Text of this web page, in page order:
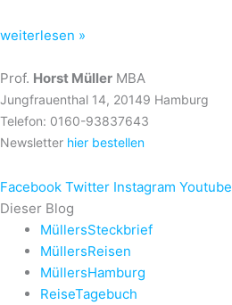
weiterlesen »
Prof. Horst Müller MBA
Jungfrauenthal 14, 20149 Hamburg
Telefon: 0160-93837643
Newsletter hier bestellen
Facebook Twitter Instagram Youtube
Dieser Blog
MüllersSteckbrief
MüllersReisen
MüllersHamburg
ReiseTagebuch